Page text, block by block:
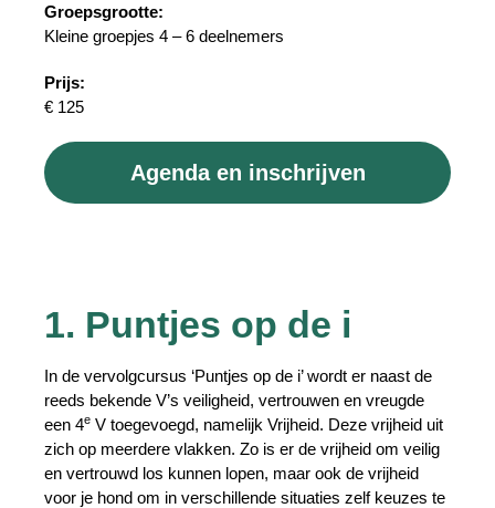
Groepsgrootte:
Kleine groepjes 4 – 6 deelnemers
Prijs:
€ 125
Agenda en inschrijven
1. Puntjes op de i
In de vervolgcursus ‘Puntjes op de i’ wordt er naast de
reeds bekende V’s veiligheid, vertrouwen en vreugde
een 4e V toegevoegd, namelijk Vrijheid. Deze vrijheid uit
zich op meerdere vlakken. Zo is er de vrijheid om veilig
en vertrouwd los kunnen lopen, maar ook de vrijheid
voor je hond om in verschillende situaties zelf keuzes te